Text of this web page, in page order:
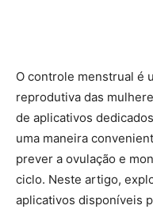
O controle menstrual é
reprodutiva das
de aplicativos
uma maneira
prever a ovulação e
ciclo. Neste artigo,
aplicativos disponíveis